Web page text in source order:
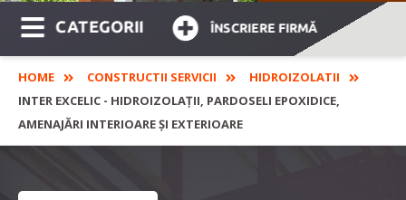
CATEGORII ÎNSCRIERE FIRMĂ
HOME CONSTRUCTII SERVICII
HIDROIZOLATII
INTER EXCELIC - HIDROIZOLAȚII, PARDOSELI EPOXIDICE,
AMENAJĂRI INTERIOARE ȘI EXTERIOARE